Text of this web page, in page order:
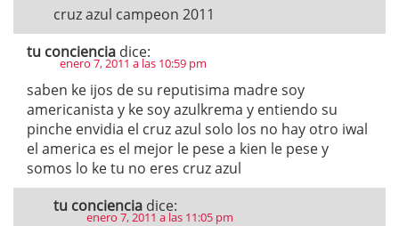
cruz azul campeon 2011
tu conciencia dice:
enero 7, 2011 a las 10:59 pm
saben ke ijos de su reputisima madre soy
americanista y ke soy azulkrema y entiendo su
pinche envidia el cruz azul solo los no hay otro iwal
el america es el mejor le pese a kien le pese y
somos lo ke tu no eres cruz azul
tu conciencia dice:
enero 7, 2011 a las 11:05 pm